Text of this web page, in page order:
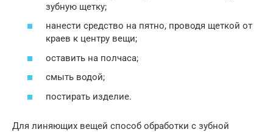
зубную щетку;
нанести средство на пятно, проводя щеткой от
краев к центру вещи;
оставить на полчаса;
смыть водой;
постирать изделие.
Для линяющих вещей способ обработки с зубной